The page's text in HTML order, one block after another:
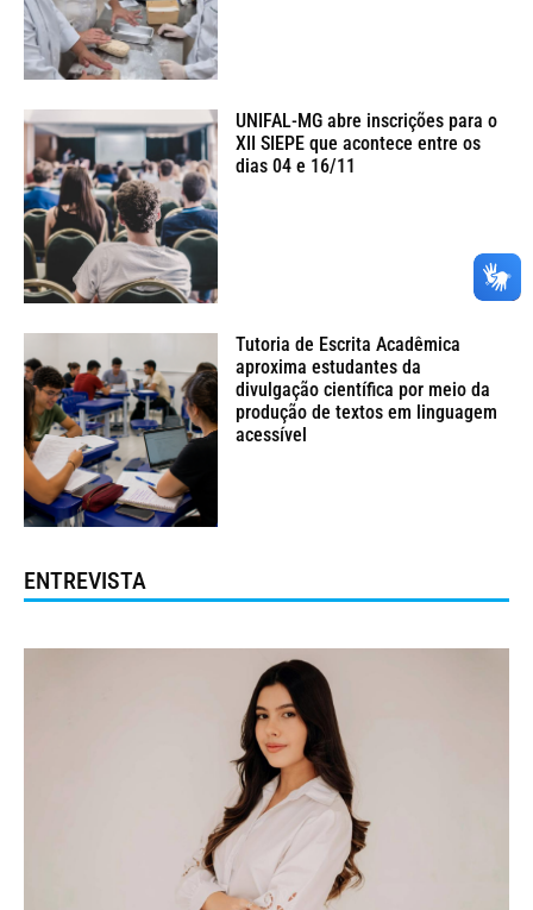
UNIFAL-MG abre inscrições para o
XII SIEPE que acontece entre os
dias 04 e 16/11
Tutoria de Escrita Acadêmica
aproxima estudantes da
divulgação científica por meio da
produção de textos em linguagem
acessível
ENTREVISTA